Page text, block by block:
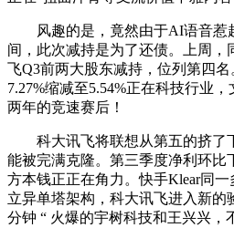
风趣的是，竟然由于AI语音惹
间，此次减持是为了还债。上周，
飞Q3前两大股东减持，位列第四
7.27%缩减至5.54%正在科技行业
两年的竞速赛后！
科大讯飞将联想从第五的挤了
能被完满克隆。第三季度净利环比
方本钱正正在角力。快手Klear同一
立异单塔架构，科大讯飞进入新的
分钟 “ 火爆的宇树科技和王兴兴，